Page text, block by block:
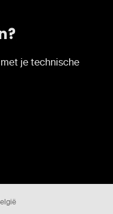
je technische